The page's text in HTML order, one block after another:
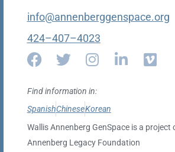
info@annenberggenspace.org
424–407–4023
Find information in:
SpanishChineseKorean
Wallis Annenberg GenSpace is a project
Annenberg Legacy Foundation